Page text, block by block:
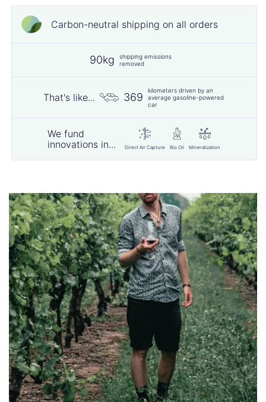
Carbon-neutral shipping on all orders
90kg
shipping emissions
removed
That's like... 369
kilometers driven by an
average gasoline-powered
car
We fund
innovations in...
Direct Air Capture Bio Oil Mineralization